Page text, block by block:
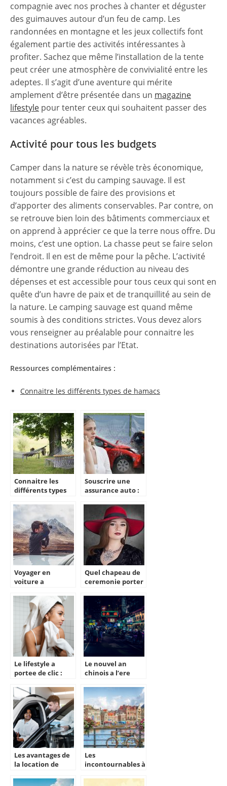
compagnie avec nos proches à chanter et déguster
des guimauves autour d’un feu de camp. Les
randonnées en montagne et les jeux collectifs font
également partie des activités intéressantes à
profiter. Sachez que même l’installation de la tente
peut créer une atmosphère de convivialité entre les
adeptes. Il s’agit d’une aventure qui mérite
amplement d’être présentée dans un magazine
lifestyle pour tenter ceux qui souhaitent passer des
vacances agréables.
Activité pour tous les budgets
Camper dans la nature se révèle très économique,
notamment si c’est du camping sauvage. Il est
toujours possible de faire des provisions et
d’apporter des aliments conservables. Par contre, on
se retrouve bien loin des bâtiments commerciaux et
on apprend à apprécier ce que la terre nous offre. Du
moins, c’est une option. La chasse peut se faire selon
l’endroit. Il en est de même pour la pêche. L’activité
démontre une grande réduction au niveau des
dépenses et est accessible pour tous ceux qui sont en
quête d’un havre de paix et de tranquillité au sein de
la nature. Le camping sauvage est quand même
soumis à des conditions strictes. Vous devez alors
vous renseigner au préalable pour connaitre les
destinations autorisées par l’Etat.
Ressources complémentaires :
Connaitre les différents types de hamacs
Connaitre les
différents types
Souscrire une
assurance auto :
Voyager en
voiture a
est-il de la validite
de l’assurance
auto ?
Quel chapeau de
ceremonie porter
rehausser votre
elegance ?
Le lifestyle a
portee de clic :
blogs qui vous
guideront
Le nouvel an
chinois a l’ere
adopter de
nouvelles
traditions
Les avantages de
la location de
expliqués
Les
incontournables à
votre visite à